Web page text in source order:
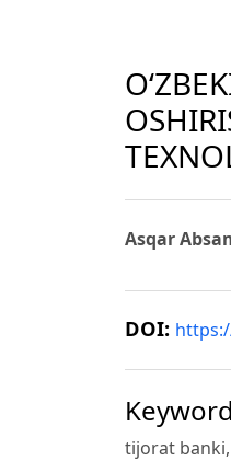
Asqar
DOI:
tijorat